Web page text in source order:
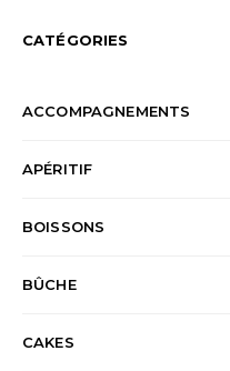
CATÉGORIES
ACCOMPAGNEMENTS
APÉRITIF
BOISSONS
BÛCHE
CAKES